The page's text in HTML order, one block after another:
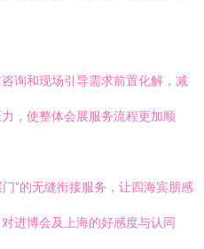
咨询和现场引导需求前置化解，减
，使整体会展服务流程更加顺
门”的无缝衔接服务，让四海宾朋感
进博会及上海的好感度与认同